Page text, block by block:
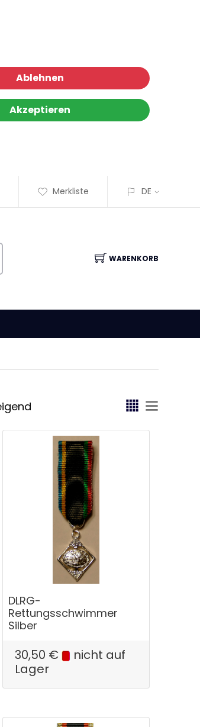
Ablehnen
Akzeptieren
Merkliste DE
WARENKORB
DLRG-
Rettungsschwimmer
Silber
30,50 €
nicht auf
Lager